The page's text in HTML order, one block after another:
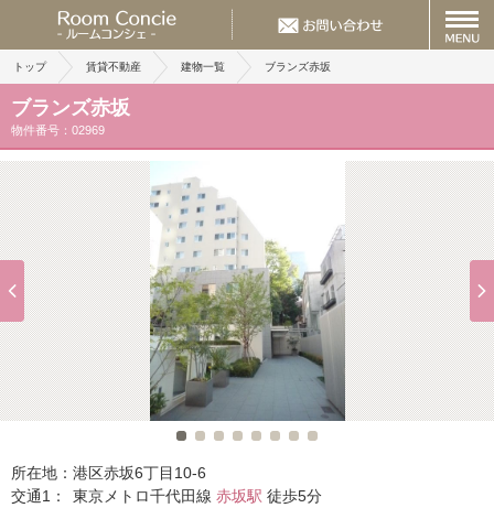
トップ 賃貸不動産 建物一覧 ブランズ赤坂
ブランズ赤坂
物件番号：02969
所在地： 港区赤坂6丁目10-6
交通1：
東京メトロ千代田線 赤坂駅 徒歩5分